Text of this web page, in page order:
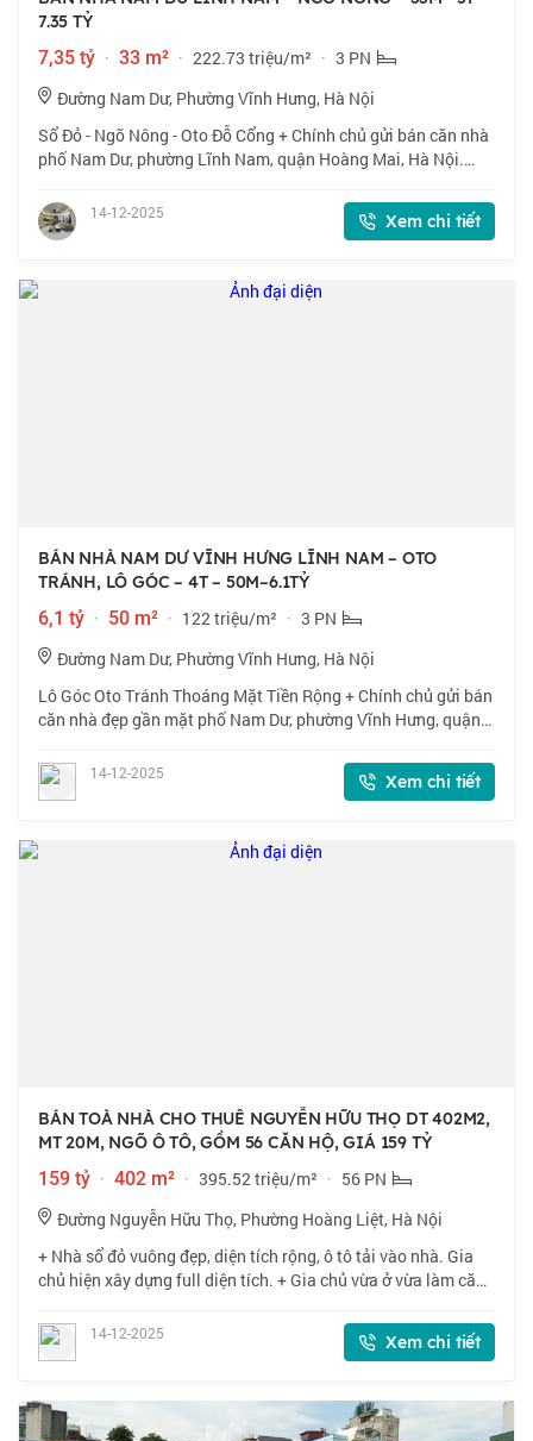
7.35 TỶ
7,35 tỷ · 33 m² · 222.73 triệu/m² · 3 PN
Đường Nam Dư, Phường Vĩnh Hưng, Hà Nội
Sổ Đỏ - Ngõ Nông - Oto Đỗ Cổng + Chính chủ gửi bán căn nhà
phố Nam Dư, phường Lĩnh Nam, quận Hoàng Mai, Hà Nội.
Công viên Yên Sở, đh Kinh tế C
14-12-2025 Xem chi tiết
BÁN NHÀ NAM DƯ VĨNH HƯNG LĨNH NAM – OTO
TRÁNH, LÔ GÓC – 4T – 50M–6.1TỶ
6,1 tỷ · 50 m² · 122 triệu/m² · 3 PN
Đường Nam Dư, Phường Vĩnh Hưng, Hà Nội
Lô Góc Oto Tránh Thoáng Mặt Tiền Rộng + Chính chủ gửi bán
căn nhà đẹp gần mặt phố Nam Dư, phường Vĩnh Hưng, quận
vào nhà, ba bước ra phố, chợ,
14-12-2025 Xem chi tiết
BÁN TOÀ NHÀ CHO THUÊ NGUYỄN HỮU THỌ DT 402M2,
MT 20M, NGÕ Ô TÔ, GỒM 56 CĂN HỘ, GIÁ 159 TỶ
159 tỷ · 402 m² · 395.52 triệu/m² · 56 PN
Đường Nguyễn Hữu Thọ, Phường Hoàng Liệt, Hà Nội
+ Nhà sổ đỏ vuông đẹp, diện tích rộng, ô tô tải vào nhà. Gia
chủ hiện xây dựng full diện tích. + Gia chủ vừa ở vừa làm căn
tầng 7 căn hộ khép
14-12-2025 Xem chi tiết